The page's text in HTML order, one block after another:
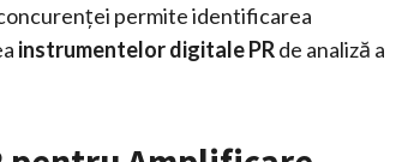
permite identificarea
instrumentelor digitale PRde analiză a